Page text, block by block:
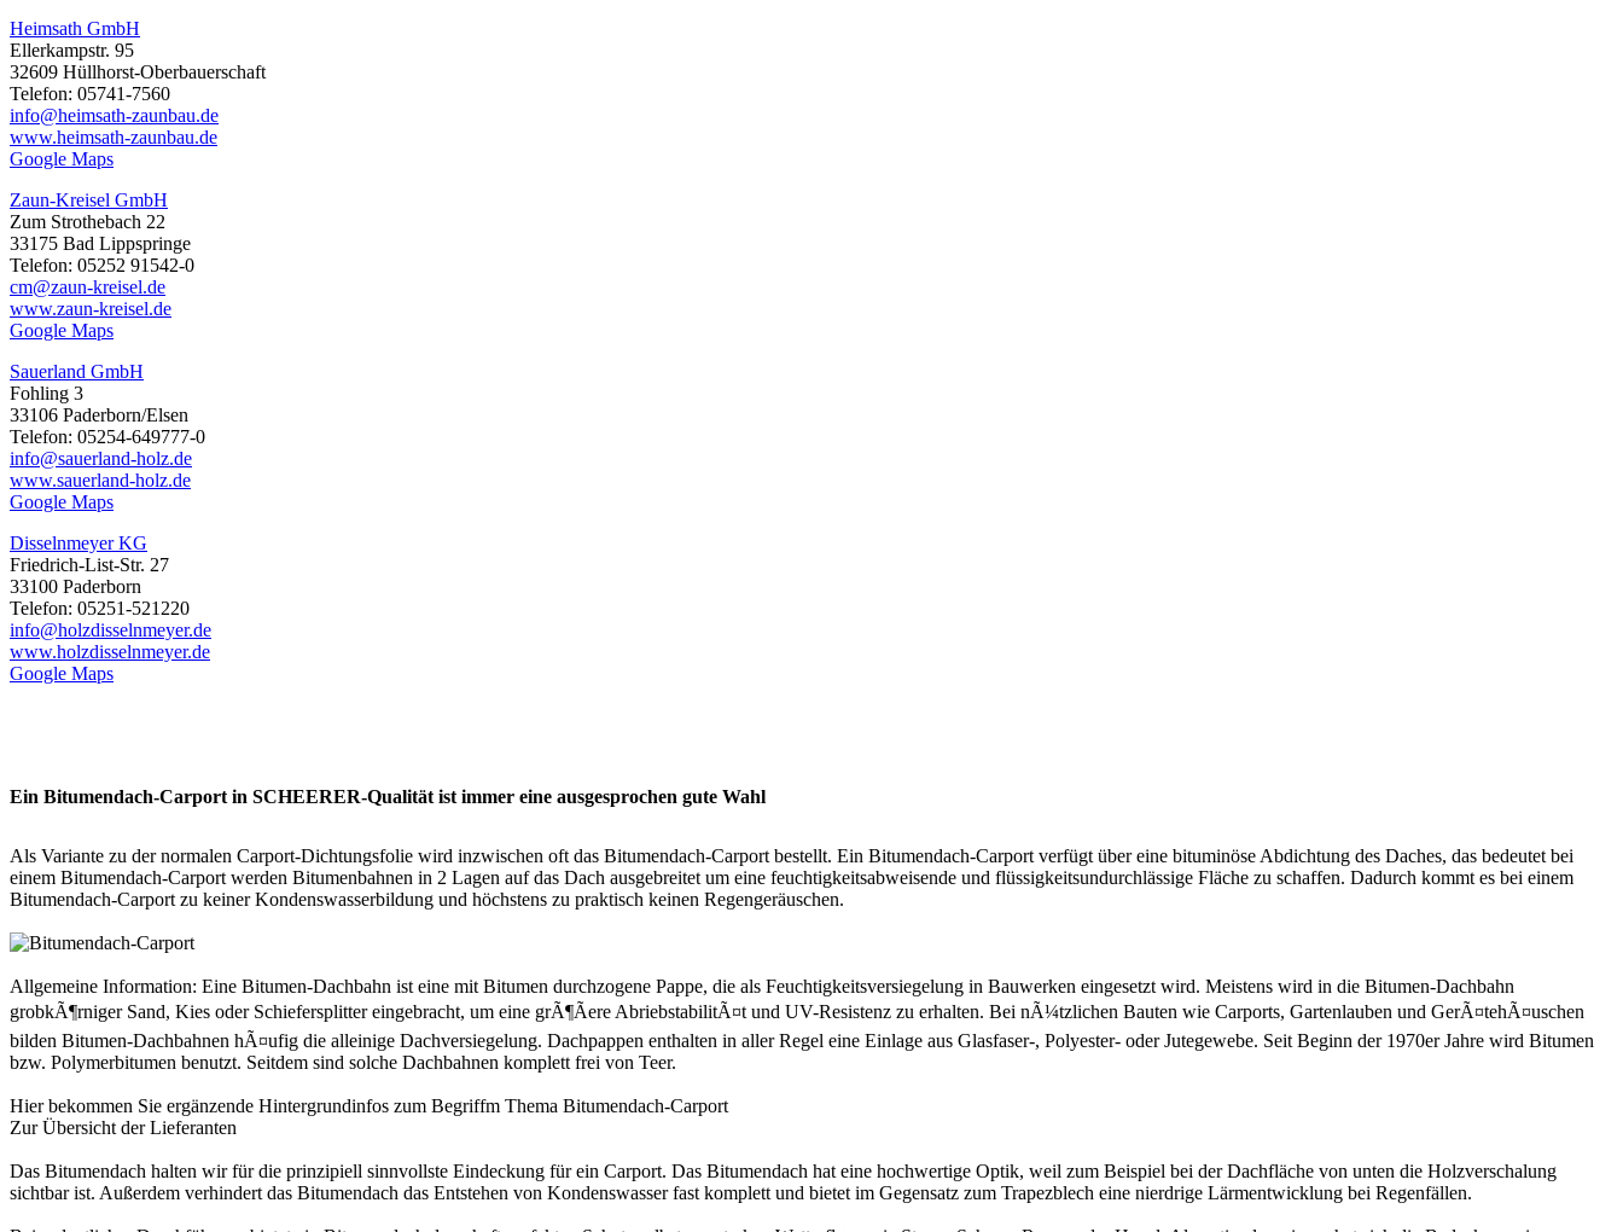
Heimsath GmbH
Ellerkampstr. 95
32609 Hüllhorst-Oberbauerschaft
Telefon: 05741-7560
info@heimsath-zaunbau.de
www.heimsath-zaunbau.de
Google Maps
Zaun-Kreisel GmbH
Zum Strothebach 22
33175 Bad Lippspringe
Telefon: 05252 91542-0
cm@zaun-kreisel.de
www.zaun-kreisel.de
Google Maps
Sauerland GmbH
Fohling 3
33106 Paderborn/Elsen
Telefon: 05254-649777-0
info@sauerland-holz.de
www.sauerland-holz.de
Google Maps
Disselnmeyer KG
Friedrich-List-Str. 27
33100 Paderborn
Telefon: 05251-521220
info@holzdisselnmeyer.de
www.holzdisselnmeyer.de
Google Maps
Ein Bitumendach-Carport in SCHEERER-Qualität ist immer eine ausgesprochen gute Wahl
Als Variante zu der normalen Carport-Dichtungsfolie wird inzwischen oft das Bitumendach-Carport bestellt. Ein Bitumendach-Carport verfügt über eine bituminöse Abdichtung des Daches, das bedeutet bei
einem Bitumendach-Carport werden Bitumenbahnen in 2 Lagen auf das Dach ausgebreitet um eine feuchtigkeitsabweisende und flüssigkeitsundurchlässige Fläche zu schaffen. Dadurch kommt es bei einem
Bitumendach-Carport zu keiner Kondenswasserbildung und höchstens zu praktisch keinen Regengeräuschen.
Allgemeine Information: Eine Bitumen-Dachbahn ist eine mit Bitumen durchzogene Pappe, die als Feuchtigkeitsversiegelung in Bauwerken eingesetzt wird. Meistens wird in die Bitumen-Dachbahn
grobkÃ¶rniger Sand, Kies oder Schiefersplitter eingebracht, um eine grÃ¶Ãere AbriebstabilitÃ¤t und UV-Resistenz zu erhalten. Bei nÃ¼tzlichen Bauten wie Carports, Gartenlauben und GerÃ¤tehÃ¤uschen
bilden Bitumen-Dachbahnen hÃ¤ufig die alleinige Dachversiegelung. Dachpappen enthalten in aller Regel eine Einlage aus Glasfaser-, Polyester- oder Jutegewebe. Seit Beginn der 1970er Jahre wird Bitumen
bzw. Polymerbitumen benutzt. Seitdem sind solche Dachbahnen komplett frei von Teer.
Hier bekommen Sie ergänzende Hintergrundinfos zum Begriffm Thema Bitumendach-Carport
Zur Übersicht derLieferanten
Das Bitumendach halten wir für die prinzipiell sinnvollste Eindeckung für ein Carport. Das Bitumendach hat eine hochwertige Optik, weil zum Beispiel bei der Dachfläche von unten die Holzverschalung
sichtbar ist. Außerdem verhindert das Bitumendach das Entstehen von Kondenswasser fast komplett und bietet im Gegensatz zum Trapezblech eine nierdrige Lärmentwicklung bei Regenfällen.